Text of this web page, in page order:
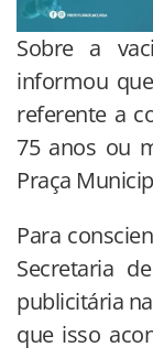
Sobre a
informou
referente a
75 anos ou
Praça
Para
Secretaria
publicitária
que isso